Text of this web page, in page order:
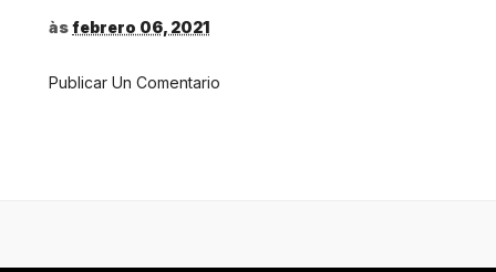
àsfebrero 06, 2021
Publicar Un Comentario